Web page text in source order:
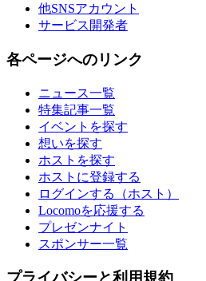
他SNSアカウント
サービス開発者
各ページへのリンク
ニュース一覧
特集記事一覧
イベントを探す
想いを探す
ホストを探す
ホストに登録する
ログインする（ホスト）
Locomoを応援する
プレゼンナイト
スポンサー一覧
プライバシーと利用規約